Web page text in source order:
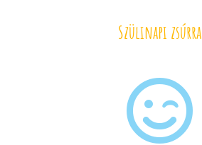
Szülinapi zsúrra
